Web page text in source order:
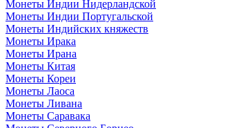
Монеты Индии Нидерландской
Монеты Индии Португальской
Монеты Индийских княжеств
Монеты Ирака
Монеты Ирана
Монеты Китая
Монеты Кореи
Монеты Лаоса
Монеты Ливана
Монеты Саравака